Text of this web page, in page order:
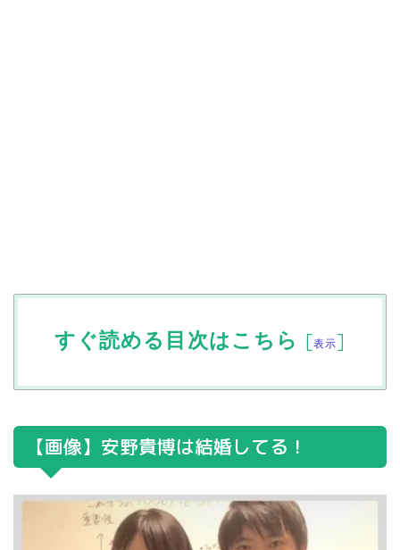
すぐ読める目次はこちら [表示]
【画像】安野貴博は結婚してる！